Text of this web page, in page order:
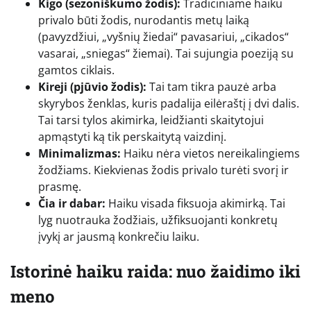
Kigo (sezoniškumo žodis): Tradiciniame haiku
privalo būti žodis, nurodantis metų laiką
(pavyzdžiui, „vyšnių žiedai“ pavasariui, „cikados“
vasarai, „sniegas“ žiemai). Tai sujungia poeziją su
gamtos ciklais.
Kireji (pjūvio žodis): Tai tam tikra pauzė arba
skyrybos ženklas, kuris padalija eilėraštį į dvi dalis.
Tai tarsi tylos akimirka, leidžianti skaitytojui
apmąstyti ką tik perskaitytą vaizdinį.
Minimalizmas: Haiku nėra vietos nereikalingiems
žodžiams. Kiekvienas žodis privalo turėti svorį ir
prasmę.
Čia ir dabar: Haiku visada fiksuoja akimirką. Tai
lyg nuotrauka žodžiais, užfiksuojanti konkretų
įvykį ar jausmą konkrečiu laiku.
Istorinė haiku raida: nuo žaidimo iki
meno